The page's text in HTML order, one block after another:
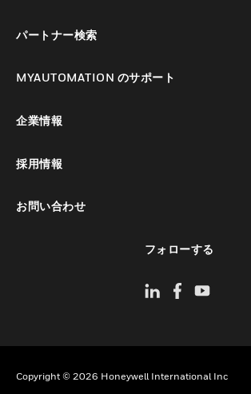
パートナー検索
MYAUTOMATION のサポート
企業情報
採用情報
お問い合わせ
フォローする
Copyright © 2026 Honeywell International Inc